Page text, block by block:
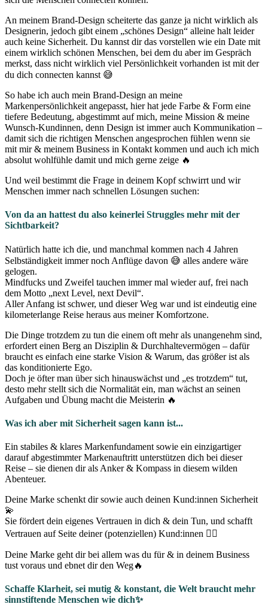
An meinem Brand-Design scheiterte das ganze ja nicht wirklich als
Designerin, jedoch gibt einem „schönes Design“ alleine halt leider
auch keine Sicherheit. Du kannst dir das vorstellen wie ein Date mit
einem wirklich schönen Menschen, bei dem du aber im Gespräch
merkst, dass nicht wirklich viel Persönlichkeit vorhanden ist mit der
du dich connecten kannst 😅
So habe ich auch mein Brand-Design an meine
Markenpersönlichkeit angepasst, hier hat jede Farbe & Form eine
tiefere Bedeutung, abgestimmt auf mich, meine Mission & meine
Wunsch-Kundinnen, denn Design ist immer auch Kommunikation –
damit sich die richtigen Menschen angesprochen fühlen wenn sie
mit mir & meinem Business in Kontakt kommen und auch ich mich
absolut wohlfühle damit und mich gerne zeige 🔥
Und weil bestimmt die Frage in deinem Kopf schwirrt und wir
Menschen immer nach schnellen Lösungen suchen:
Von da an hattest du also keinerlei Struggles mehr mit der
Sichtbarkeit?
Natürlich hatte ich die, und manchmal kommen nach 4 Jahren
Selbständigkeit immer noch Anflüge davon 😅 alles andere wäre
gelogen.
Mindfucks und Zweifel tauchen immer mal wieder auf, frei nach
dem Motto „next Level, next Devil“.
Aller Anfang ist schwer, und dieser Weg war und ist eindeutig eine
kilometerlange Reise heraus aus meiner Komfortzone.
Die Dinge trotzdem zu tun die einem oft mehr als unangenehm sind,
erfordert einen Berg an Disziplin & Durchhaltevermögen – dafür
braucht es einfach eine starke Vision & Warum, das größer ist als
das konditionierte Ego.
Doch je öfter man über sich hinauswächst und „es trotzdem“ tut,
desto mehr stellt sich die Normalität ein, man wächst an seinen
Aufgaben und Übung macht die Meisterin 🔥
Was ich aber mit Sicherheit sagen kann ist...
Ein stabiles & klares Markenfundament sowie ein einzigartiger
darauf abgestimmter Markenauftritt unterstützen dich bei dieser
Reise – sie dienen dir als Anker & Kompass in diesem wilden
Abenteuer.
Deine Marke schenkt dir sowie auch deinen Kund:innen Sicherheit
💫
Sie fördert dein eigenes Vertrauen in dich & dein Tun, und schafft
Vertrauen auf Seite deiner (potenziellen) Kund:innen 👯‍♀️
Deine Marke geht dir bei allem was du für & in deinem Business
tust voraus und ebnet dir den Weg🔥
Schaffe Klarheit, sei mutig & konstant, die Welt braucht mehr
sinnstiftende Menschen wie dich✨